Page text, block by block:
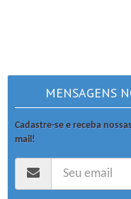
MENSAGENS
Cadastre-se e receba
mail!